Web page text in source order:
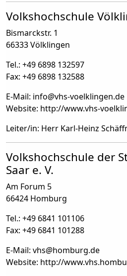
Volkshochschule
Bismarckstr. 1
66333 Völklingen
Tel.: +49 6898 132597
Fax: +49 6898 132588
E-Mail: info@vhs-voelklingen.de
Website: http://www.vhs-
Leiter/in: Herr Karl-Heinz
Volkshochschule der
Saar e. V.
Am Forum 5
66424 Homburg
Tel.: +49 6841 101106
Fax: +49 6841 101288
E-Mail: vhs@homburg.de
Website: http://